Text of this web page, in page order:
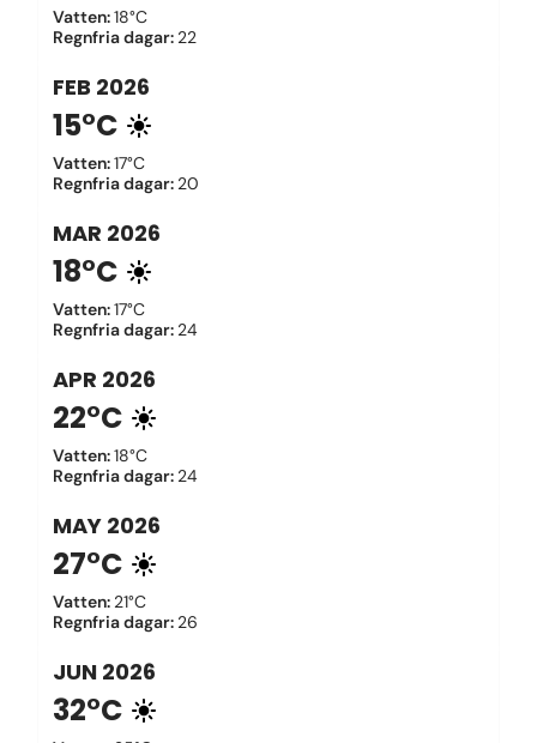
Vatten:18°C
Regnfria dagar: 22
FEB 2026
15°C
Vatten:17°C
Regnfria dagar: 20
MAR 2026
18°C
Vatten:17°C
Regnfria dagar: 24
APR 2026
22°C
Vatten:18°C
Regnfria dagar: 24
MAY 2026
27°C
Vatten: 21°C
Regnfria dagar: 26
JUN 2026
32°C